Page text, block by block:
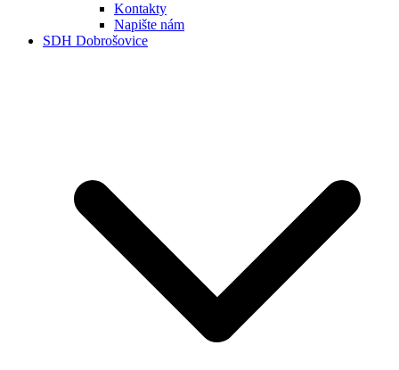
Kontakty
Napište nám
SDH Dobrošovice